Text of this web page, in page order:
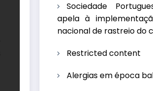
Sociedade
apela à
nacional de rastreio do
Restricted content
Alergias em época